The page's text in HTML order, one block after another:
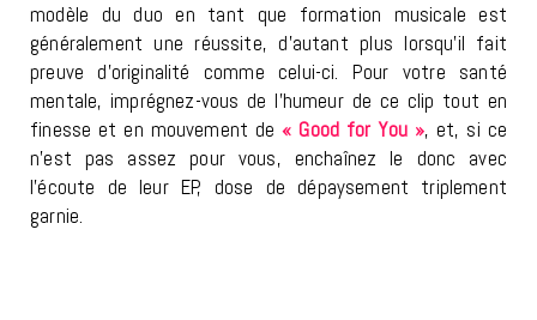
modèle du duo en tant que formation musicale est
généralement une réussite, d’autant plus lorsqu’il fait
preuve d’originalité comme celui-ci. Pour votre santé
mentale, imprégnez-vous de l’humeur de ce clip tout en
finesse et en mouvement de« Good for You », et, si ce
n’est pas assez pour vous, enchaînez le donc avec
l’écoute de leur EP, dose de dépaysement triplement
garnie.